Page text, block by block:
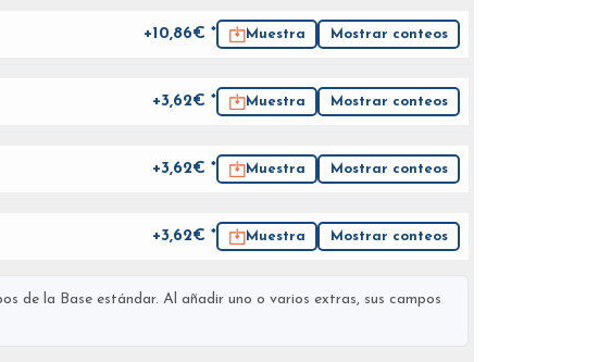
+10,86€ * Muestra Mostrar conteos
+3,62€ * Muestra Mostrar conteos
+3,62€ * Muestra Mostrar conteos
+3,62€ * Muestra Mostrar conteos
de la Base estándar. Al añadir uno o varios extras, sus campos